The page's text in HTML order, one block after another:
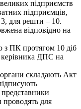
підприємств
підприємців,
3, для решти – 10.
відповідно на
з ПК протягом 10 діб
керівника ДПС на
складають Акт
проводять для